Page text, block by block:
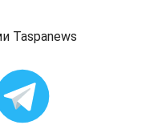
Taspanews